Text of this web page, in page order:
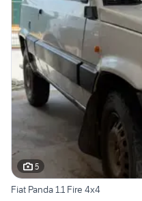
5
Fiat Panda 1.1 Fire 4x4